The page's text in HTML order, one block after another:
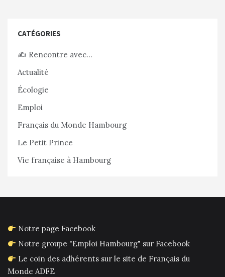
CATÉGORIES
✍️ Rencontre avec…
Actualité
Écologie
Emploi
Français du Monde Hambourg
Le Petit Prince
Vie française à Hambourg
Notre page Facebook
Notre groupe "Emploi Hambourg" sur Facebook
Le coin des adhérents sur le site de Français du
Monde ADFE